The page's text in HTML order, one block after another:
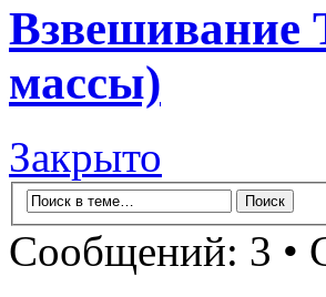
Взвешивание
массы)
Закрыто
Сообщений: 3 •